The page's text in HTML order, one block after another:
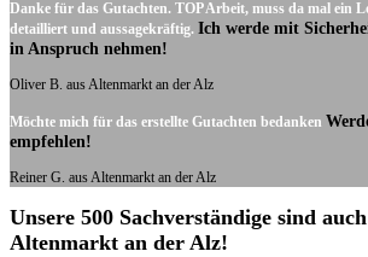
Danke für das Gutachten. TOP Arbeit, muss da mal ein
detailliert und aussagekräftig. Ich werde mit
in Anspruch nehmen!
Oliver B. aus Altenmarkt an der Alz
Möchte mich für das erstellte Gutachten bedanken
empfehlen!
Reiner G. aus Altenmarkt an der Alz
Unsere 500 Sachverständige sind
Altenmarkt an der Alz!